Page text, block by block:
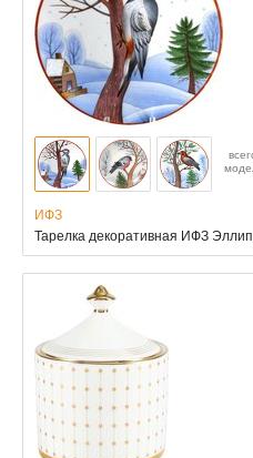
ИФЗ
Тарелка декоративная ИФЗ